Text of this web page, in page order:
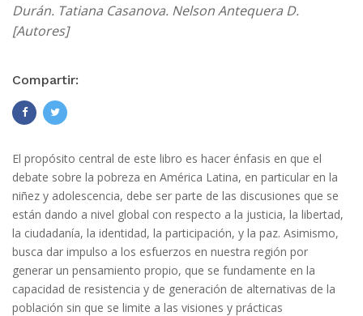
Durán. Tatiana Casanova. Nelson Antequera D.
[Autores]
Compartir:
El propósito central de este libro es hacer énfasis en que el
debate sobre la pobreza en América Latina, en particular en la
niñez y adolescencia, debe ser parte de las discusiones que se
están dando a nivel global con respecto a la justicia, la libertad,
la ciudadanía, la identidad, la participación, y la paz. Asimismo,
busca dar impulso a los esfuerzos en nuestra región por
generar un pensamiento propio, que se fundamente en la
capacidad de resistencia y de generación de alternativas de la
población sin que se limite a las visiones y prácticas